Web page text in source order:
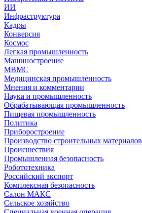
ИИ
Инфраструктура
Кадры
Конверсия
Космос
Легкая промышленность
Машиностроение
МВМС
Медицинская промышленность
Мнения и комментарии
Наука и промышленность
Обрабатывающая промышленность
Пищевая промышленность
Политика
Приборостроение
Производство строительных материалов
Происшествия
Промышленная безопасность
Робототехника
Российский экспорт
Комплексная безопасность
Салон МАКС
Сельское хозяйство